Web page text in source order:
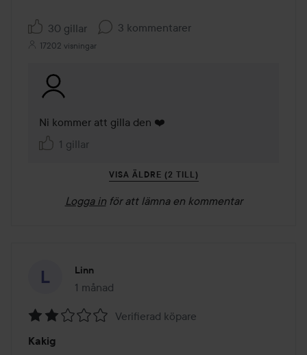
30 gillar 3 kommentarer
17202 visningar
Ni kommer att gilla den ❤️
1 gillar
VISA ÄLDRE (2 TILL)
Logga in för att lämna en kommentar
Linn
1 månad
Inlägget skapades 1 månad
2
Verifierad köpare
Kakig